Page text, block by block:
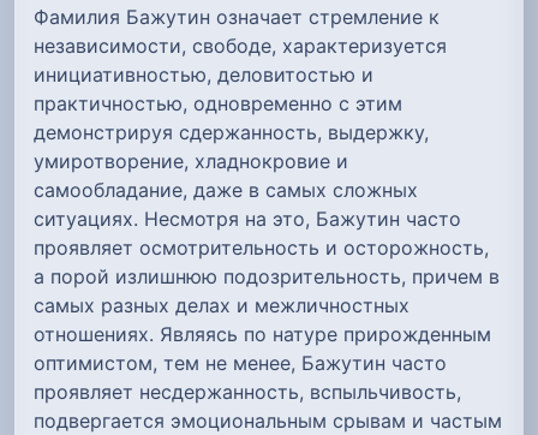
Фамилия Бажутин означает стремление к
независимости, свободе, характеризуется
инициативностью, деловитостью и
практичностью, одновременно с этим
демонстрируя сдержанность, выдержку,
умиротворение, хладнокровие и
самообладание, даже в самых сложных
ситуациях. Несмотря на это, Бажутин часто
проявляет осмотрительность и осторожность,
а порой излишнюю подозрительность, причем в
самых разных делах и межличностных
отношениях. Являясь по натуре прирожденным
оптимистом, тем не менее, Бажутин часто
проявляет несдержанность, вспыльчивость,
подвергается эмоциональным срывам и частым